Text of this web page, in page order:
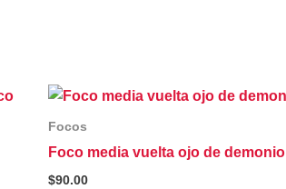
Focos
Foco media vuelta ojo de demonio
$90.00